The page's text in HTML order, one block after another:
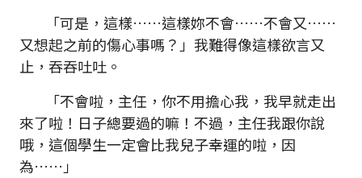
「可是，這樣……這樣妳不會……不會又……
又想起之前的傷心事嗎？」我難得像這樣欲言又
止，吞吞吐吐。
「不會啦，主任，你不用擔心我，我早就走出
來了啦！日子總要過的嘛！不過，主任我跟你說
哦，這個學生一定會比我兒子幸運的啦，因
為……」